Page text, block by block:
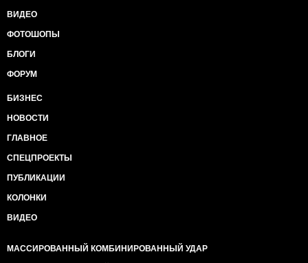
ВИДЕО
ФОТОШОПЫ
БЛОГИ
ФОРУМ
БИЗНЕС
НОВОСТИ
ГЛАВНОЕ
СПЕЦПРОЕКТЫ
ПУБЛИКАЦИИ
КОЛОНКИ
ВИДЕО
МАССИРОВАННЫЙ КОМБИНИРОВАННЫЙ УДАР